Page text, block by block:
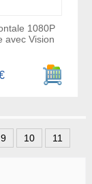
1080P
avec Vision
Ajouter
9 10 11